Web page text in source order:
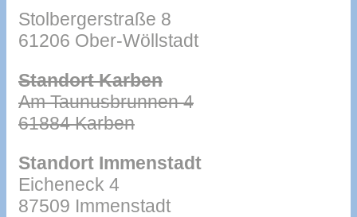
Stolbergerstraße 8
61206 Ober-Wöllstadt
Standort Karben
Am Taunusbrunnen 4
61884 Karben
Standort Immenstadt
Eicheneck 4
87509 Immenstadt